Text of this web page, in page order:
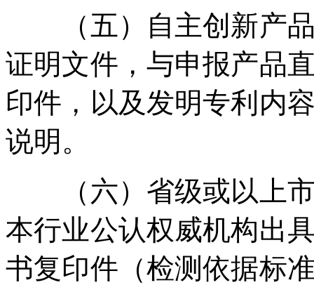
（五）自主创新产品
证明文件，与申报产品
印件，以及发明专利内
说明。
（六）省级或以上市
本行业公认权威机构出
书复印件（检测依据标